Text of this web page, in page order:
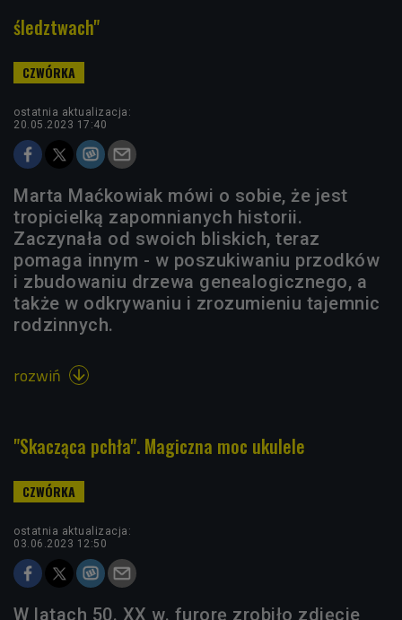
śledztwach"
ostatnia aktualizacja:
20.05.2023 17:40
Marta Maćkowiak mówi o sobie, że jest
tropicielką zapomnianych historii.
Zaczynała od swoich bliskich, teraz
pomaga innym - w poszukiwaniu przodków
i zbudowaniu drzewa genealogicznego, a
także w odkrywaniu i zrozumieniu tajemnic
rodzinnych.
rozwiń 
"Skacząca pchła". Magiczna moc ukulele
ostatnia aktualizacja:
03.06.2023 12:50
W latach 50. XX w. furorę zrobiło zdjęcie